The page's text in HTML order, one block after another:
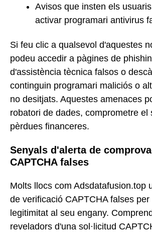
Avisos que insten els
activar programari antivirus
Si feu clic a qualsevol d'aquestes
podeu accedir a pàgines de
d'assistència tècnica falsos o
continguin programari maliciós o
no desitjats. Aquestes amenaces
robatori de dades, comprometre el
pèrdues financeres.
Senyals d'alerta de
CAPTCHA falses
Molts llocs com Adsdatafusion.top
de verificació CAPTCHA falses per
legitimitat al seu engany.
reveladors d'una sol·licitud